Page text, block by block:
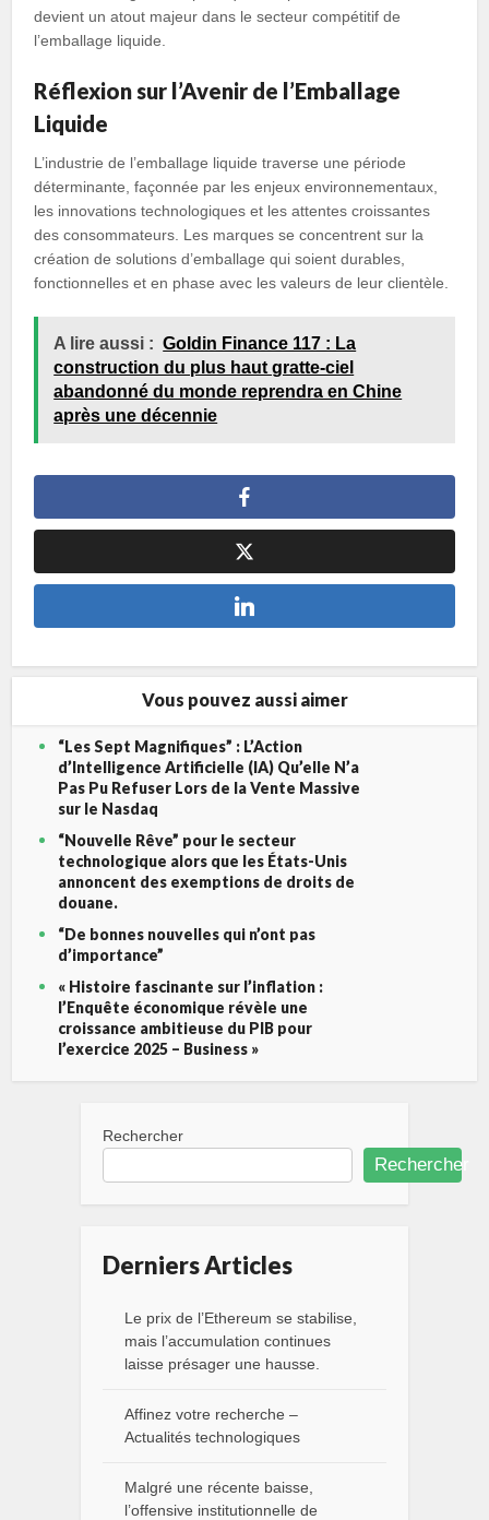
devient un atout majeur dans le secteur compétitif de
l’emballage liquide.
Réflexion sur l’Avenir de l’Emballage
Liquide
L’industrie de l’emballage liquide traverse une période
déterminante, façonnée par les enjeux environnementaux,
les innovations technologiques et les attentes croissantes
des consommateurs. Les marques se concentrent sur la
création de solutions d’emballage qui soient durables,
fonctionnelles et en phase avec les valeurs de leur clientèle.
A lire aussi : Goldin Finance 117 : La
construction du plus haut gratte-ciel
abandonné du monde reprendra en Chine
après une décennie
Vous pouvez aussi aimer
“Les Sept Magnifiques” : L’Action
d’Intelligence Artificielle (IA) Qu’elle N’a
Pas Pu Refuser Lors de la Vente Massive
sur le Nasdaq
“Nouvelle Rêve” pour le secteur
technologique alors que les États-Unis
annoncent des exemptions de droits de
douane.
“De bonnes nouvelles qui n’ont pas
d’importance”
« Histoire fascinante sur l’inflation :
l’Enquête économique révèle une
croissance ambitieuse du PIB pour
l’exercice 2025 – Business »
Rechercher
Rechercher
Derniers Articles
Le prix de l’Ethereum se stabilise,
mais l’accumulation continues
laisse présager une hausse.
Affinez votre recherche –
Actualités technologiques
Malgré une récente baisse,
l’offensive institutionnelle de